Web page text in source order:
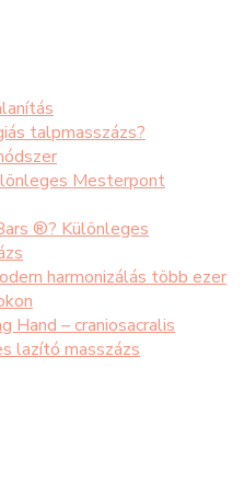
talpmasszázs?
Mesterpont
®? Különleges
harmonizálás több ezer
Hand – craniosacralis
lazító masszázs